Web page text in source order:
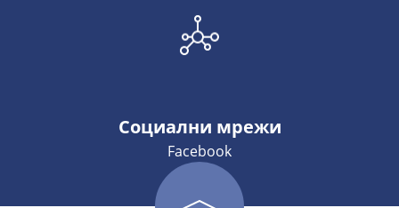
Социални мрежи
Facebook